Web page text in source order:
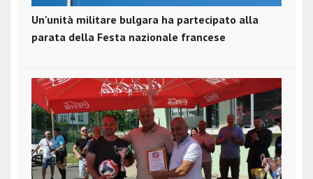
Un'unità militare bulgara ha partecipato alla
parata della Festa nazionale francese